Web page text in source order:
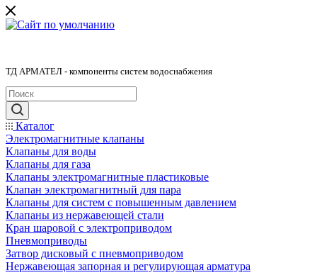
ТД АРМАТЕЛ - компоненты систем водоснабжения
Каталог
Электромагнитные клапаны
Клапаны для воды
Клапаны для газа
Клапаны электромагнитные пластиковые
Клапан электромагнитный для пара
Клапаны для систем с повышенным давлением
Клапаны из нержавеющей стали
Кран шаровой с электроприводом
Пневмоприводы
Затвор дисковый с пневмоприводом
Нержавеющая запорная и регулирующая арматура